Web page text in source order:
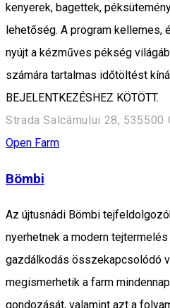
kenyerek, bagettek,
lehetőség. A program
nyújt a kézműves pékség
számára tartalmas időtöltést
BEJELENTKEZÉSHEZ KÖTÖTT.
Strada Salcâmului 28, 535500
Open Farm
Bömbi
Az újtusnádi Bömbi
nyerhetnek a modern
gazdálkodás összekapcsolódó
megismerhetik a farm
gondozását, valamint azt a